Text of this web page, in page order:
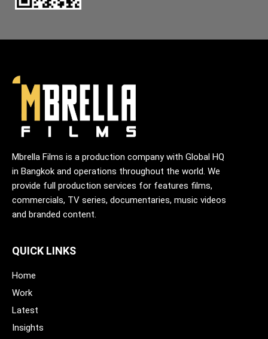
Mbrella Films is a production company with Global HQ
in Bangkok and operations throughout the world. We
provide full production services for features films,
commercials, TV series, documentaries, music videos
and branded content.
QUICK LINKS
Home
Work
Latest
Insights